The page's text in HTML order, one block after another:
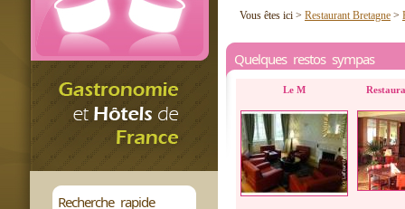
Recherche rapide
Vous êtes ici > Restaurant Bretagne >
Quelques restos sympas
Le M